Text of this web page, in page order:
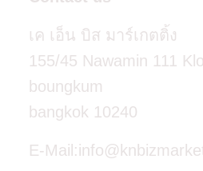
เค เอ็น บิส มาร์เกตติ้ง
155/45 Nawamin 111
boungkum
bangkok 10240
E-